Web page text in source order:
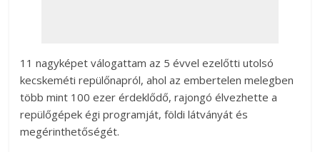
11 nagyképet válogattam az 5 évvel ezelőtti utolsó
kecskeméti repülőnapról, ahol az embertelen melegben
több mint 100 ezer érdeklődő, rajongó élvezhette a
repülőgépek égi programját, földi látványát és
megérinthetőségét.